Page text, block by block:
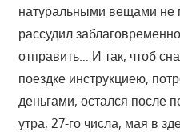
натуральными вещами не
рассудил
отправить… И так, чтоб
поездке инструкциею,
деньгами, остался после
утра, 27-го числа, мая в